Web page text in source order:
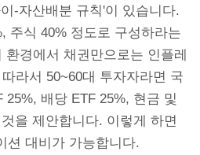
-자산배분 규칙'이 있습니다.
주식 40% 정도로 구성하라는
경에서 채권만으로는 인플레
라서 50~60대 투자자라면 국
배당 ETF 25%, 현금 및
을 제안합니다. 이렇게 하면
션 대비가 가능합니다.